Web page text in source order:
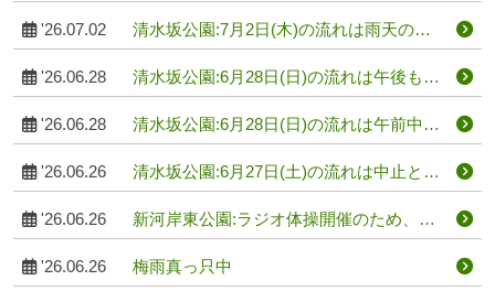
清水坂公園:7月2日(木)の流れは雨天の為
中止とします。
'26.07.02
清水坂公園:6月28日(日)の流れは午後も中
止とします。
'26.06.28
清水坂公園:6月28日(日)の流れは午前中は
中止とします。
'26.06.28
清水坂公園:6月27日(土)の流れは中止とし
ます。
'26.06.26
新河岸東公園:ラジオ体操開催のため、前
日（7/25）、当日（7/26）の午前中は臨時
休園とします。
'26.06.26
梅雨真っ只中
'26.06.26